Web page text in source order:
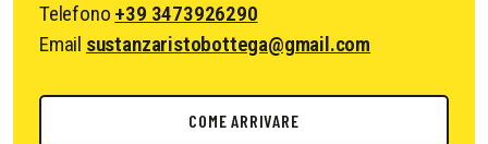
Telefono +39 3473926290
Email sustanzaristobottega@gmail.com
COME ARRIVARE